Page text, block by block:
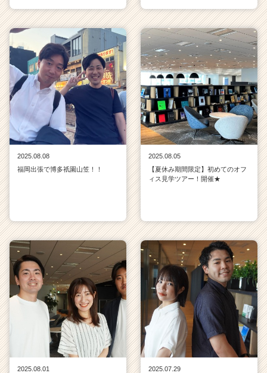
2025.08.08
福岡出張で博多祇園山笠！！
2025.08.05
【夏休み期間限定】初めてのオフ
ィス見学ツアー！開催★
2025.08.01
2025.07.29